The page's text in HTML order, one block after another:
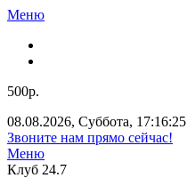
Меню
500р.
08.08.2026, Суббота, 17:16:26
Звоните нам прямо сейчас!
Меню
Клуб 24.7